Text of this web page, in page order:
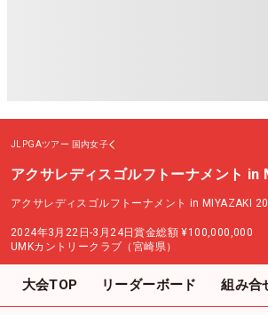
JLPGAツアー 国内女子
アクサレディスゴルフトーナメント in
アクサレディスゴルフトーナメント in MIYAZAKI
2024年3月22日-3月24日賞金総額 ¥100,000,000
UMKカントリークラブ（宮崎県）
大会TOP リーダーボード 組み合